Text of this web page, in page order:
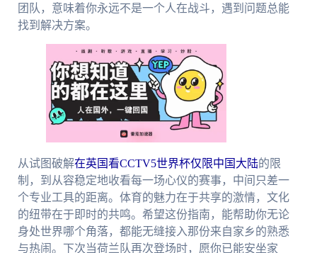
团队，意味着你永远不是一个人在战斗，遇到问题总能
找到解决方案。
从试图破解在英国看CCTV5世界杯仅限中国大陆的限
制，到从容稳定地收看每一场心仪的赛事，中间只差一
个专业工具的距离。体育的魅力在于共享的激情，文化
的纽带在于即时的共鸣。希望这份指南，能帮助你无论
身处世界哪个角落，都能无缝接入那份来自家乡的熟悉
与热闹。下次当荷兰队再次登场时，愿你已能安坐家